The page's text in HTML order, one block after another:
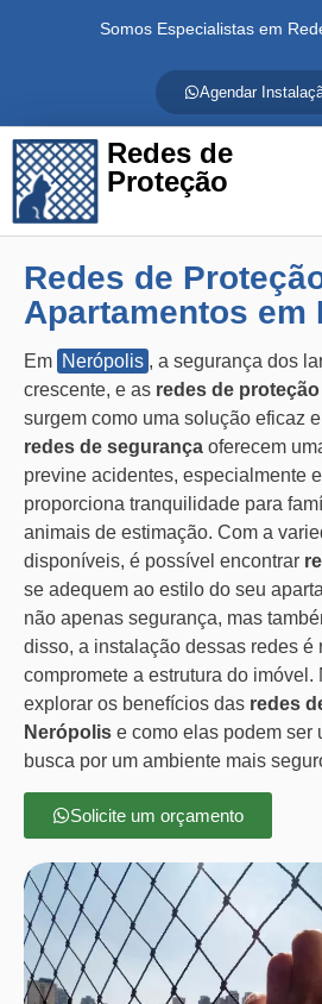
Somos Especialistas em
Agendar
Redes de
Proteção
Redes de
Apartamentos em
Em Nerópolis , a segurança dos
crescente, e as redes de
surgem como uma solução eficaz
redes de segurança oferecem
previne acidentes, especialmente
proporciona tranquilidade para
animais de estimação. Com a
disponíveis, é possível encontrar
se adequem ao estilo do seu
não apenas segurança, mas
disso, a instalação dessas redes é
compromete a estrutura do imóvel.
explorar os benefícios das redes
Nerópolis e como elas podem ser
busca por um ambiente mais
Solicite um orçamento